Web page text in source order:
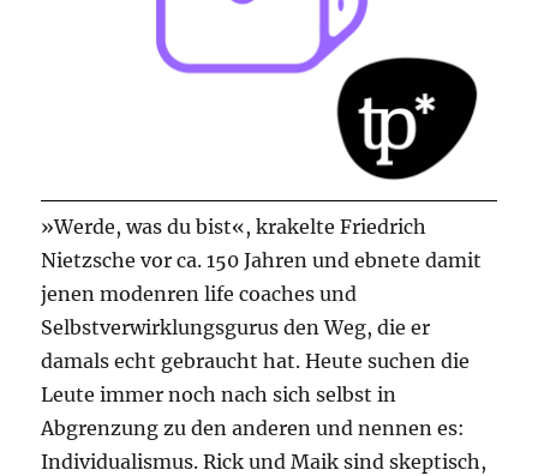
»Werde, was du bist«, krakelte Friedrich
Nietzsche vor ca. 150 Jahren und ebnete damit
jenen modenren life coaches und
Selbstverwirklungsgurus den Weg, die er
damals echt gebraucht hat. Heute suchen die
Leute immer noch nach sich selbst in
Abgrenzung zu den anderen und nennen es:
Individualismus. Rick und Maik sind skeptisch,